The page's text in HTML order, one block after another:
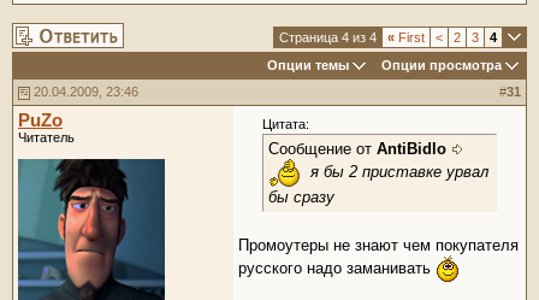
Страница 4 из 4 « First < 2 3
4
Опции темы
Опции просмотра
20.04.2009, 23:46
#31
PuZo
Читатель
Цитата:
Сообщение от AntiBidlo
я бы 2 приставке урвал
бы сразу
Промоутеры не знают чем покупателя
русского надо заманивать